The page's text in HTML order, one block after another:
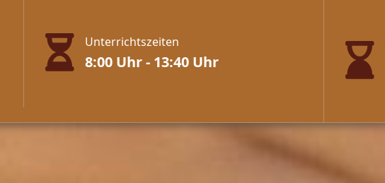
Unterrichtszeiten
8:00 Uhr - 13:40 Uhr